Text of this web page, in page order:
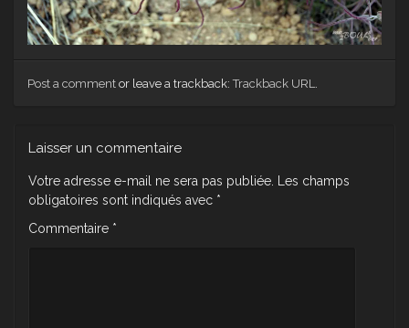
Post a comment or leave a trackback:Trackback URL.
Laisser un commentaire
Votre adresse e-mail ne sera pas publiée. Les champs
obligatoires sont indiqués avec *
Commentaire *